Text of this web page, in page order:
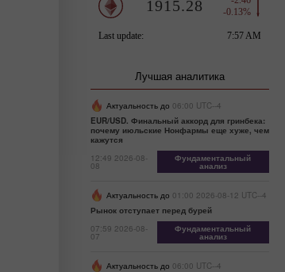
Лучшая аналитика
Актуальность до 06:00 UTC--4
EUR/USD. Финальный аккорд для гринбека:
почему июльские Нонфармы еще хуже, чем
кажутся
12:49 2026-08-
08
Фундаментальный
анализ
Актуальность до 01:00 2026-08-12 UTC--4
Рынок отступает перед бурей
07:59 2026-08-
07
Фундаментальный
анализ
Актуальность до 06:00 UTC--4